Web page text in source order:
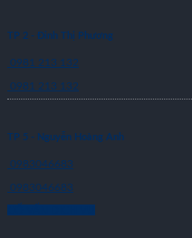
TP 2 - Đinh Thị Phương
0981 213 132
0981 213 132
TP 5 - Nguyễn Hoàng Anh
0983046683
0983046683